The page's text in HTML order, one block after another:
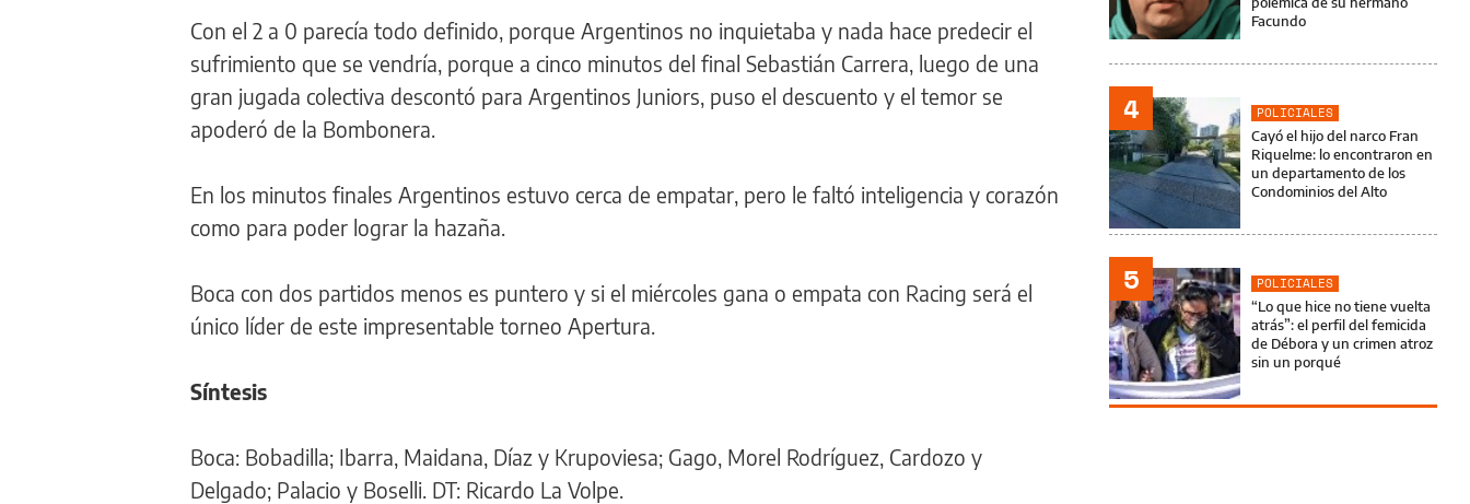
Con el 2 a 0 parecía todo definido, porque Argentinos no inquietaba y nada hace predecir el
sufrimiento que se vendría, porque a cinco minutos del final Sebastián Carrera, luego de una
gran jugada colectiva descontó para Argentinos Juniors, puso el descuento y el temor se
apoderó de la Bombonera.
En los minutos finales Argentinos estuvo cerca de empatar, pero le faltó inteligencia y corazón
como para poder lograr la hazaña.
Boca con dos partidos menos es puntero y si el miércoles gana o empata con Racing será el
único líder de este impresentable torneo Apertura.
Síntesis
Boca: Bobadilla; Ibarra, Maidana, Díaz y Krupoviesa; Gago, Morel Rodríguez, Cardozo y
Delgado; Palacio y Boselli. DT: Ricardo La Volpe.
Facundo
4
POLICIALES
Cayó el hijo del narco Fran
Riquelme: lo encontraron en
un departamento de los
Condominios del Alto
5
POLICIALES
“Lo que hice no tiene vuelta
atrás”: el perfil del femicida
de Débora y un crimen atroz
sin un porqué